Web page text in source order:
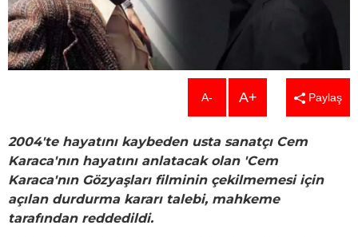
A- A+ Paylaş
2004'te hayatını kaybeden usta sanatçı Cem
Karaca'nın hayatını anlatacak olan 'Cem
Karaca'nın Gözyaşları filminin çekilmemesi için
açılan durdurma kararı talebi, mahkeme
tarafından reddedildi.